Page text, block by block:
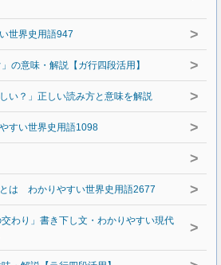
世界史用語947 >
の意味・解説【ガ行四段活用】 >
い？」正しい読み方と意味を解説 >
すい世界史用語1098 >
>
は わかりやすい世界史用語2677 >
わり」書き下し文・わかりやすい現代
>